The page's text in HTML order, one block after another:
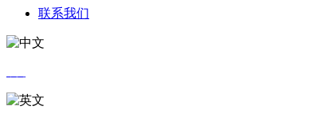
联系我们